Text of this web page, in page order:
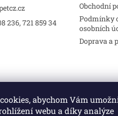
abychom Vám
webu a díky analýze
236, 721 859 34
Obchodní
Podmínky
osobních
Doprava a